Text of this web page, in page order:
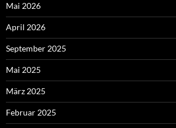
Mai 2026
April 2026
September 2025
Mai 2025
März 2025
Februar 2025